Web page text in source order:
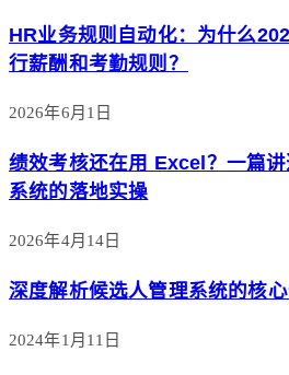
HR业务规则自动化：为什么
行薪酬和考勤规则？
2026年6月1日
绩效考核还在用 Excel？一篇
系统的落地实操
2026年4月14日
深度解析候选人管理系统的核心
2024年1月11日